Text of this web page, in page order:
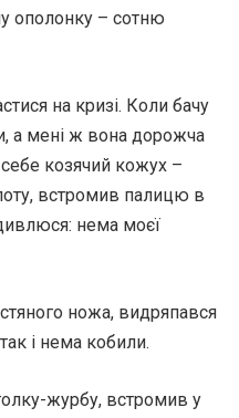
ополонку – сотню
на кризі. Коли бачу
а мені ж вона дорожча
козячий кожух –
встромив палицю в
нема моєї
ножа, видряпався
і нема кобили.
журбу, встромив у